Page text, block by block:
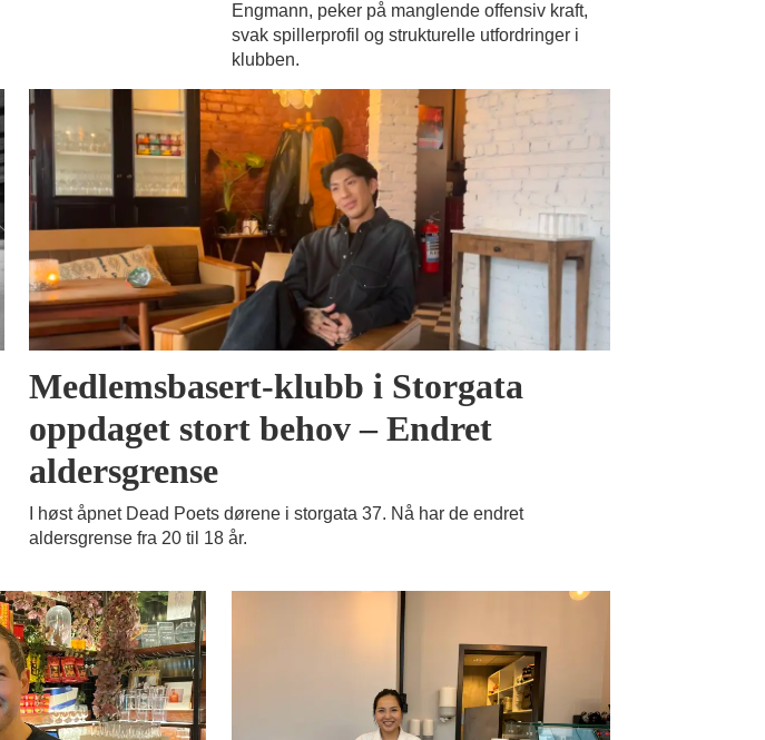
Engmann, peker på manglende offensiv kraft,
svak spillerprofil og strukturelle utfordringer i
klubben.
Medlemsbasert-klubb i Storgata
oppdaget stort behov – Endret
aldersgrense
I høst åpnet Dead Poets dørene i storgata 37. Nå har de endret
aldersgrense fra 20 til 18 år.